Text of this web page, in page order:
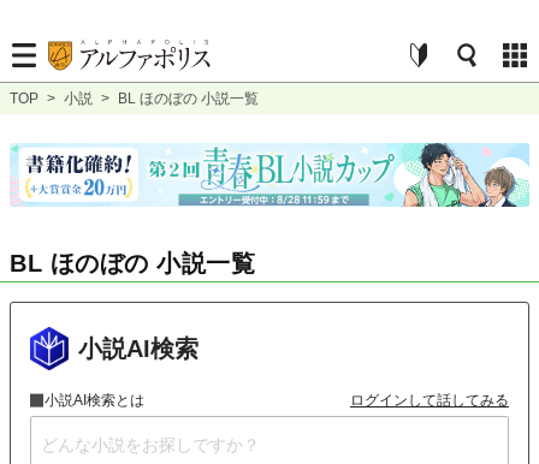
TOP > 小説 > BL ほのぼの 小説一覧
BL ほのぼの 小説一覧
小説AI検索
小説AI検索とは ログインして話してみる